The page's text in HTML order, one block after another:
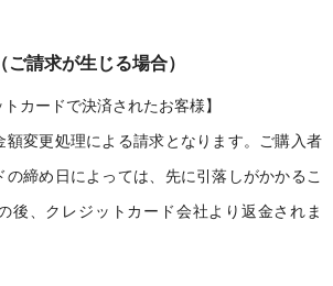
請求が生じる場合）
カードで決済されたお客様】
額変更処理による請求となります。ご購入者
締め日によっては、先に引落しがかかるこ
後、クレジットカード会社より返金されま